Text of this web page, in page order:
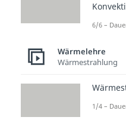
6/6 –
Wärmelehre
Wärmestrahlung
1/4 –